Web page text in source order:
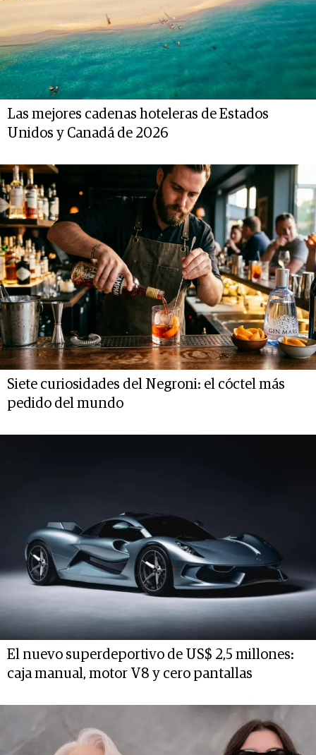
Las mejores cadenas hoteleras de Estados
Unidos y Canadá de 2026
Siete curiosidades del Negroni: el cóctel más
pedido del mundo
El nuevo superdeportivo de US$ 2,5 millones:
caja manual, motor V8 y cero pantallas